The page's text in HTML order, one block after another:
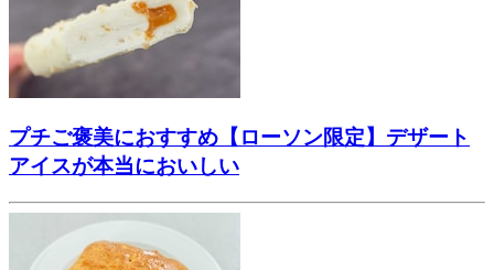
プチご褒美におすすめ【ローソン限定】デザート
アイスが本当においしい